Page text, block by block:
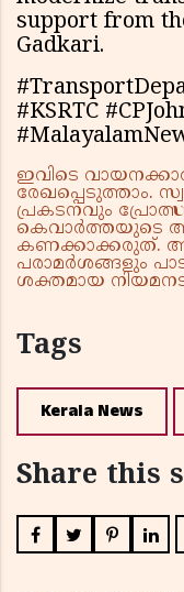
support from
Gadkari.
#KSRTC
ഇവിടെ
രേഖപ്പെടുത്താം.
പ്രകടനവും
കെവാർത്തയുടെ
കണക്കാക്കരുത്.
പരാമർശങ്ങളും
ശക്തമായ
Tags
Kerala News
Share this